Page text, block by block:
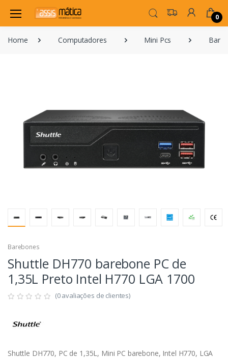
0
Home Computadores Mini Pcs
Barebones
Shuttle DH770 barebone PC de
1,35L Preto Intel H770 LGA 1700
(0 avaliações de clientes)
Shuttle DH770, PC de 1,35L, Mini PC barebone, Intel H770, LGA